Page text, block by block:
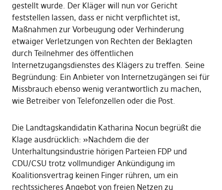
gestellt wurde. Der Kläger will nun vor Gericht
feststellen lassen, dass er nicht verpflichtet ist,
Maßnahmen zur Vorbeugung oder Verhinderung
etwaiger Verletzungen von Rechten der Beklagten
durch Teilnehmer des öffentlichen
Internetzugangsdienstes des Klägers zu treffen. Seine
Begründung: Ein Anbieter von Internetzugängen sei für
Missbrauch ebenso wenig verantwortlich zu machen,
wie Betreiber von Telefonzellen oder die Post.
Die Landtagskandidatin Katharina Nocun begrüßt die
Klage ausdrücklich: »Nachdem die der
Unterhaltungsindustrie hörigen Parteien FDP und
CDU/CSU trotz vollmundiger Ankündigung im
Koalitionsvertrag keinen Finger rühren, um ein
rechtssicheres Angebot von freien Netzen zu